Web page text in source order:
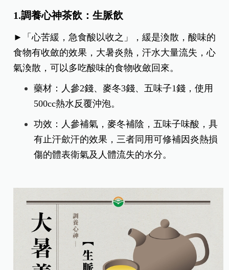
1.調養心神茶飲：生脈飲
►「心苦緩，急食酸以收之」，緩是渙散，酸味的
食物有收斂的效果，大暑炎熱，汗水大量流失，心
氣渙散，可以多吃酸味的食物收斂回來。
藥材：人參2錢、麥冬3錢、五味子1錢，使用
500cc熱水反覆沖泡。
功效：人參補氣，麥冬補陰，五味子味酸，具
有止汗歛汗的效果，三者同用可修補因炎熱損
傷的體表衛氣及人體流失的水分。